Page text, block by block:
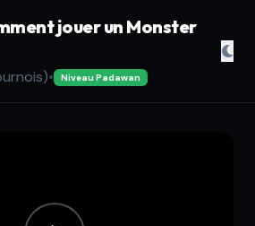
jouer un Monster
• Niveau Padawan